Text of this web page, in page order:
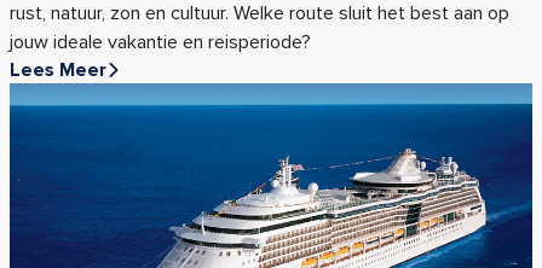
rust, natuur, zon en cultuur. Welke route sluit het best aan op
jouw ideale vakantie en reisperiode?
Lees Meer